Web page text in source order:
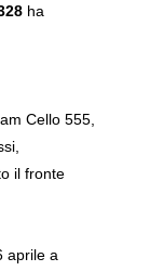
ha
Cello 555,
il fronte
aprile a